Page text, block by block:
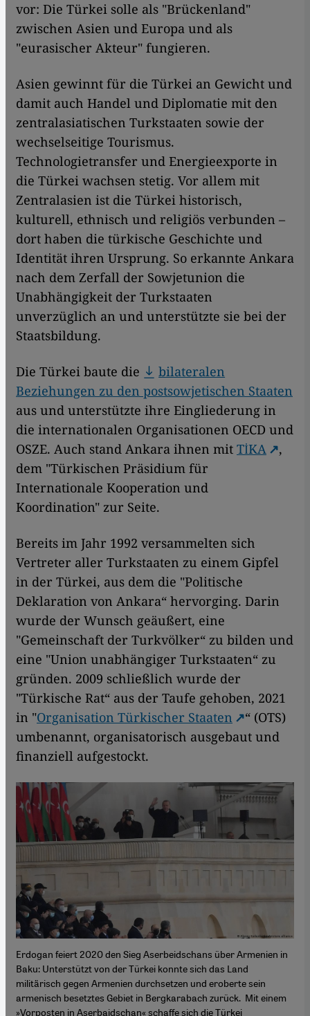
vor: Die Türkei solle als "Brückenland"
zwischen Asien und Europa und als
"eurasischer Akteur" fungieren.
Asien gewinnt für die Türkei an Gewicht und
damit auch Handel und Diplomatie mit den
zentralasiatischen Turkstaaten sowie der
wechselseitige Tourismus.
Technologietransfer und Energieexporte in
die Türkei wachsen stetig. Vor allem mit
Zentralasien ist die Türkei historisch,
kulturell, ethnisch und religiös verbunden –
dort haben die türkische Geschichte und
Identität ihren Ursprung. So erkannte Ankara
nach dem Zerfall der Sowjetunion die
Unabhängigkeit der Turkstaaten
unverzüglich an und unterstützte sie bei der
Staatsbildung.
Die Türkei baute die
bilateralen
Beziehungen zu den postsowjetischen Staaten
aus und unterstützte ihre Eingliederung in
die internationalen Organisationen OECD und
OSZE. Auch stand Ankara ihnen mit TİKA
,
dem "Türkischen Präsidium für
Internationale Kooperation und
Koordination" zur Seite.
Bereits im Jahr 1992 versammelten sich
Vertreter aller Turkstaaten zu einem Gipfel
in der Türkei, aus dem die "Politische
Deklaration von Ankara“ hervorging. Darin
wurde der Wunsch geäußert, eine
"Gemeinschaft der Turkvölker“ zu bilden und
eine "Union unabhängiger Turkstaaten“ zu
gründen. 2009 schließlich wurde der
"Türkische Rat“ aus der Taufe gehoben, 2021
in "Organisation Türkischer Staaten
“ (OTS)
umbenannt, organisatorisch ausgebaut und
finanziell aufgestockt.
Erdogan feiert 2020 den Sieg Aserbeidschans über Armenien in
Baku: Unterstützt von der Türkei konnte sich das Land
militärisch gegen Armenien durchsetzen und eroberte sein
armenisch besetztes Gebiet in Bergkarabach zurück. Mit einem
»Vorposten in Aserbaidschan« schaffe sich die Türkei